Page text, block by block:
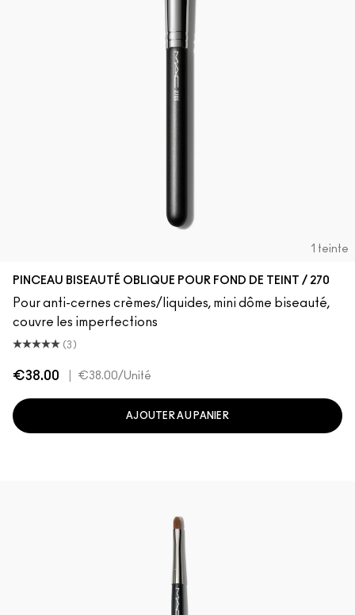
1 teinte
PINCEAU BISEAUTÉ OBLIQUE POUR FOND DE TEINT / 270
Pour anti-cernes crèmes/liquides, mini dôme biseauté,
couvre les imperfections
(3)
€38.00 €38.00/Unité
AJOUTER AU PANIER